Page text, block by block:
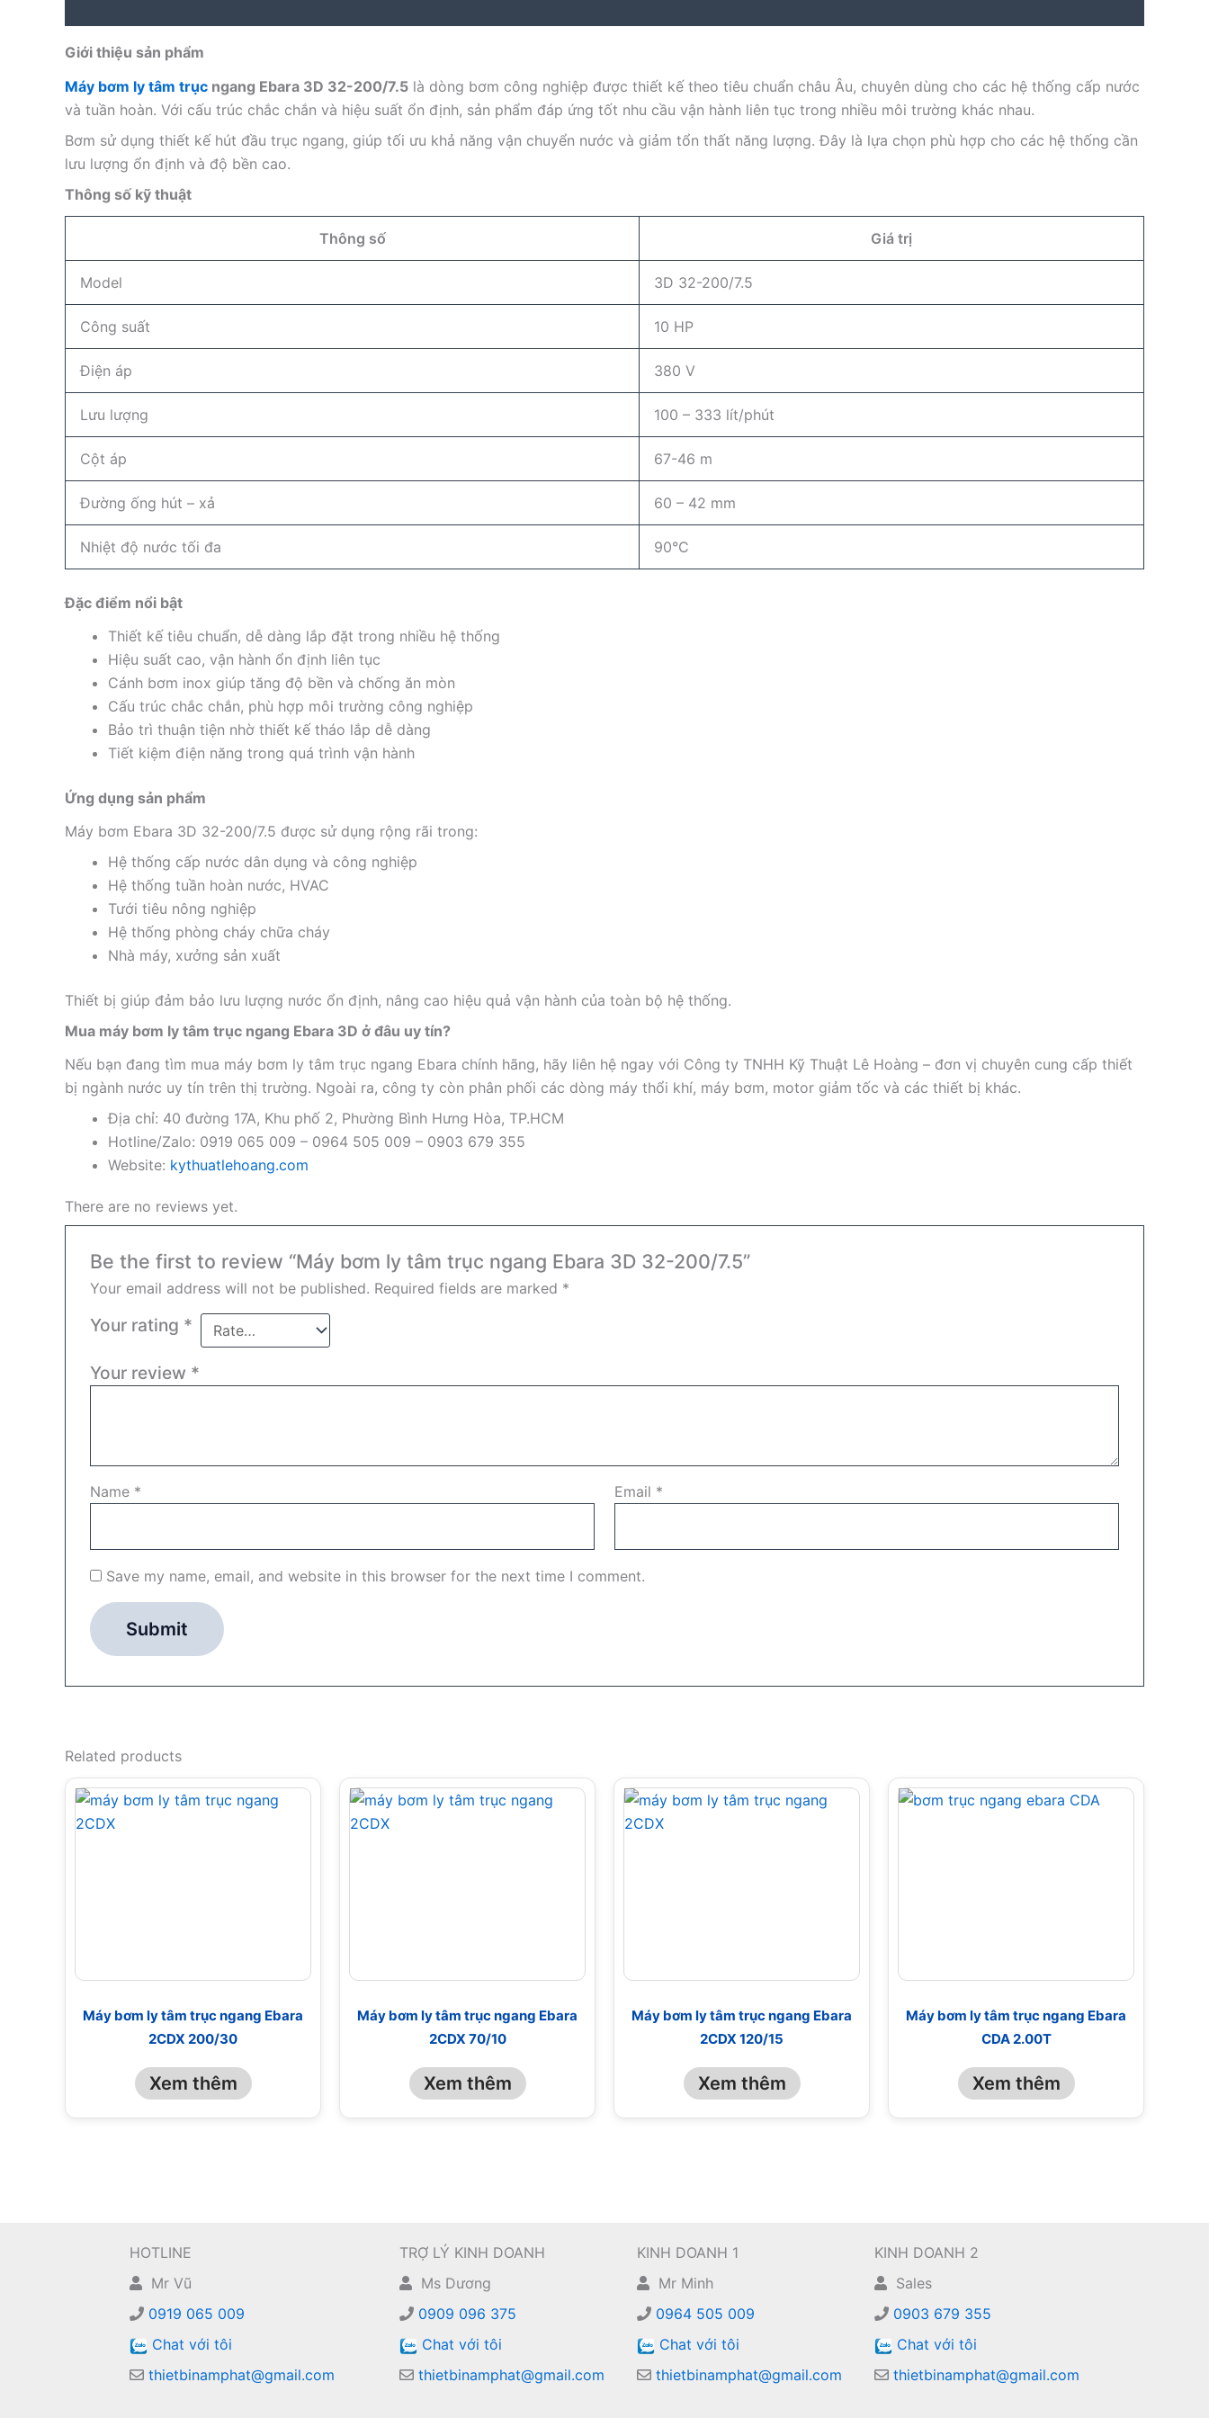
Giới thiệu sản phẩm
Máy bơm ly tâm trục ngang Ebara 3D 32-200/7.5 là dòng bơm công nghiệp được thiết kế theo tiêu chuẩn châu Âu, chuyên dùng cho các hệ thống cấp nước
và tuần hoàn. Với cấu trúc chắc chắn và hiệu suất ổn định, sản phẩm đáp ứng tốt nhu cầu vận hành liên tục trong nhiều môi trường khác nhau.
Bơm sử dụng thiết kế hút đầu trục ngang, giúp tối ưu khả năng vận chuyển nước và giảm tổn thất năng lượng. Đây là lựa chọn phù hợp cho các hệ thống cần
lưu lượng ổn định và độ bền cao.
Thông số kỹ thuật
Thông số Giá trị
Model 3D 32-200/7.5
Công suất 10 HP
Điện áp 380 V
Lưu lượng 100 – 333 lít/phút
Cột áp 67-46 m
Đường ống hút – xả 60 – 42 mm
Nhiệt độ nước tối đa 90°C
Đặc điểm nổi bật
Thiết kế tiêu chuẩn, dễ dàng lắp đặt trong nhiều hệ thống
Hiệu suất cao, vận hành ổn định liên tục
Cánh bơm inox giúp tăng độ bền và chống ăn mòn
Cấu trúc chắc chắn, phù hợp môi trường công nghiệp
Bảo trì thuận tiện nhờ thiết kế tháo lắp dễ dàng
Tiết kiệm điện năng trong quá trình vận hành
Ứng dụng sản phẩm
Máy bơm Ebara 3D 32-200/7.5 được sử dụng rộng rãi trong:
Hệ thống cấp nước dân dụng và công nghiệp
Hệ thống tuần hoàn nước, HVAC
Tưới tiêu nông nghiệp
Hệ thống phòng cháy chữa cháy
Nhà máy, xưởng sản xuất
Thiết bị giúp đảm bảo lưu lượng nước ổn định, nâng cao hiệu quả vận hành của toàn bộ hệ thống.
Mua máy bơm ly tâm trục ngang Ebara 3D ở đâu uy tín?
Nếu bạn đang tìm mua máy bơm ly tâm trục ngang Ebara chính hãng, hãy liên hệ ngay với Công ty TNHH Kỹ Thuật Lê Hoàng – đơn vị chuyên cung cấp thiết
bị ngành nước uy tín trên thị trường. Ngoài ra, công ty còn phân phối các dòng máy thổi khí, máy bơm, motor giảm tốc và các thiết bị khác.
Địa chỉ: 40 đường 17A, Khu phố 2, Phường Bình Hưng Hòa, TP.HCM
Hotline/Zalo: 0919 065 009 – 0964 505 009 – 0903 679 355
Website: kythuatlehoang.com
There are no reviews yet.
Be the first to review “Máy bơm ly tâm trục ngang Ebara 3D 32-200/7.5”
Your email address will not be published. Required fields are marked *
Your rating *
Your review *
Name * Email *
Save my name, email, and website in this browser for the next time I comment.
Related products
Máy bơm ly tâm trục ngang Ebara
2CDX 200/30
Xem thêm
Máy bơm ly tâm trục ngang Ebara
2CDX 70/10
Xem thêm
Máy bơm ly tâm trục ngang Ebara
2CDX 120/15
Xem thêm
Máy bơm ly tâm trục ngang Ebara
CDA 2.00T
Xem thêm
HOTLINE
Mr Vũ
0919 065 009
Chat với tôi
thietbinamphat@gmail.com
TRỢ LÝ KINH DOANH
Ms Dương
0909 096 375
Chat với tôi
thietbinamphat@gmail.com
KINH DOANH 1
Mr Minh
0964 505 009
Chat với tôi
thietbinamphat@gmail.com
KINH DOANH 2
Sales
0903 679 355
Chat với tôi
thietbinamphat@gmail.com